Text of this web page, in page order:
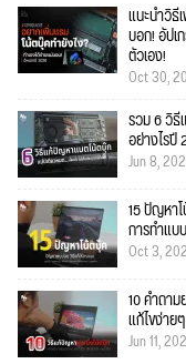
แนะนำวิธี
บอก! อัปเ
ตัวเอง!
Oct 30,
รวม 6 วิธี
อย่างไรปี
Jun 8,
15 ปัญหา
การทำแบ
Oct 3,
10 คำถา
แก้ไขง่าย
Jun 11,